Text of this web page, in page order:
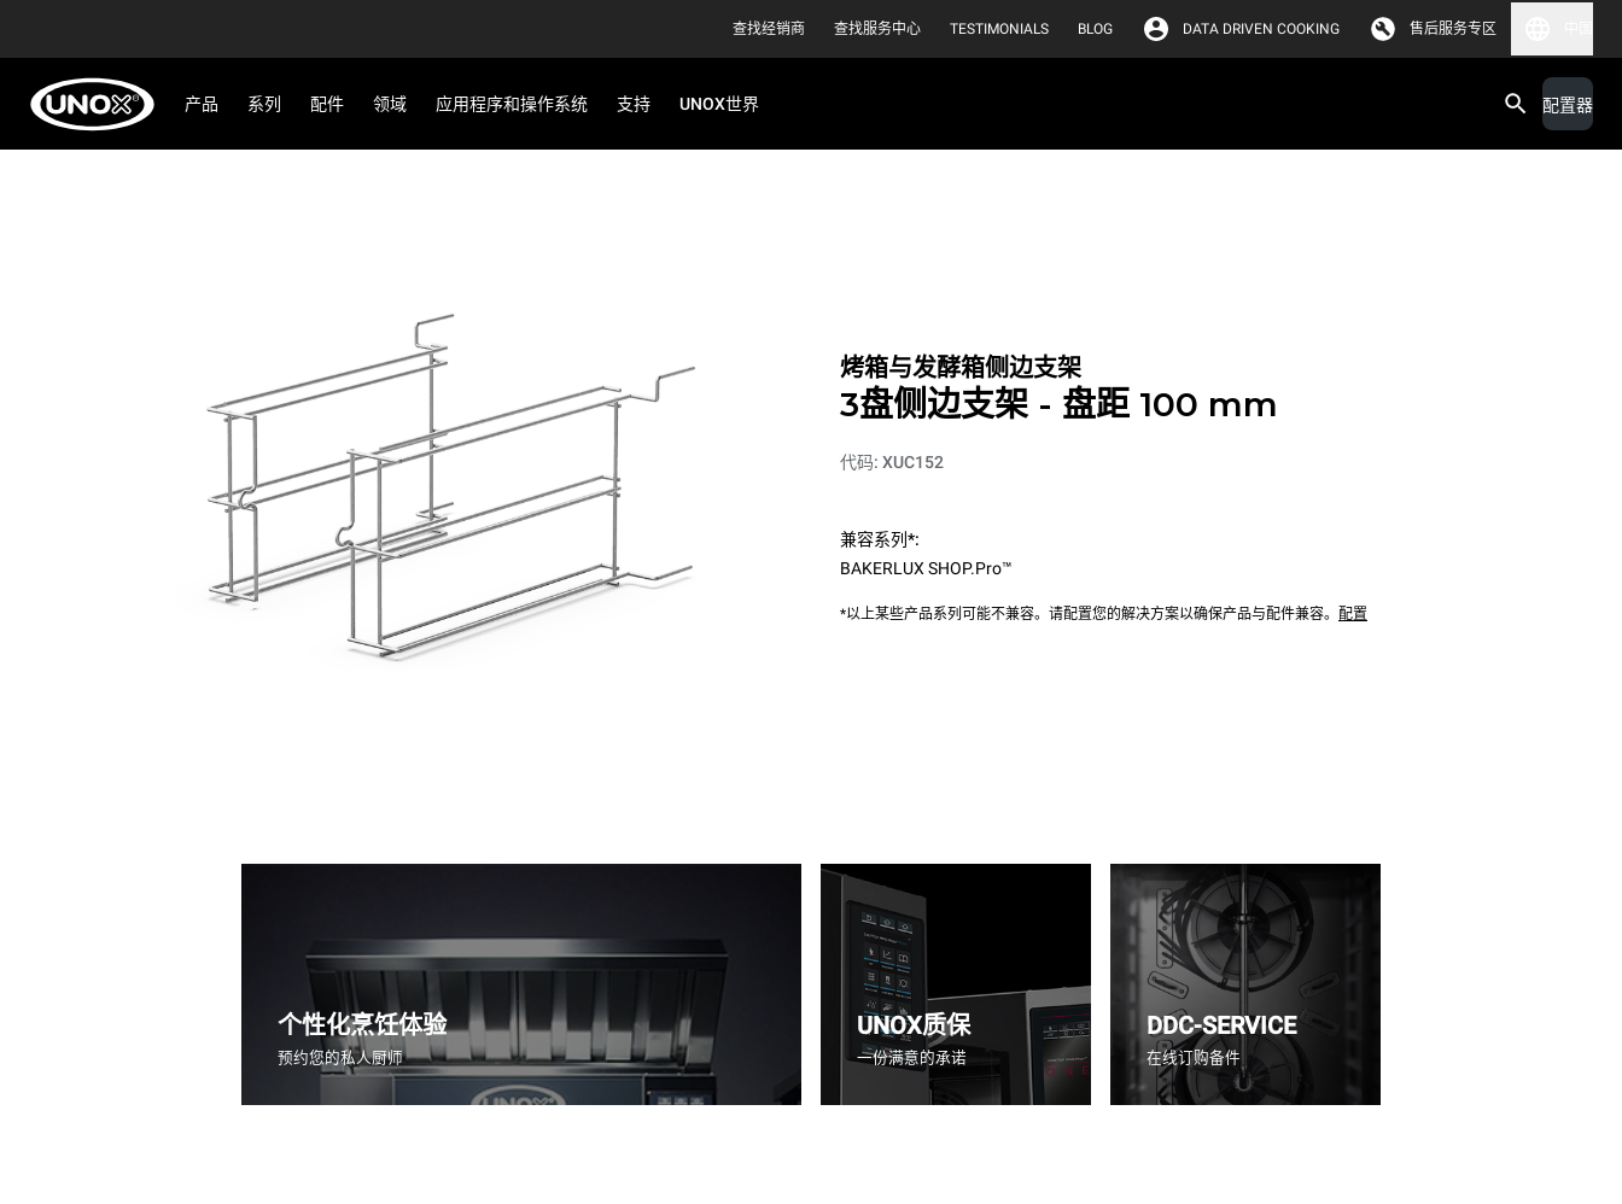
查找经销商 查找服务中心 TESTIMONIALS BLOG DATA DRIVEN COOKING 售后服务专区
产品 系列 配件 领域 应用程序和操作系统 支持 UNOX世界 配置器
烤箱与发酵箱侧边支架
3盘侧边支架 - 盘距 100 mm
代码: XUC152
兼容系列*:
BAKERLUX SHOP.Pro™
*以上某些产品系列可能不兼容。请配置您的解决方案以确保产品与配件兼容。 配置
个性化烹饪体验
预约您的私人厨师
UNOX质保
一份满意的承诺
DDC-SERVICE
在线订购备件